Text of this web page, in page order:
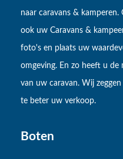
naar caravans &
ook uw Caravans &
foto's en plaats uw
omgeving. En zo heeft u
van uw caravan. Wij
te beter uw verkoop.
Boten